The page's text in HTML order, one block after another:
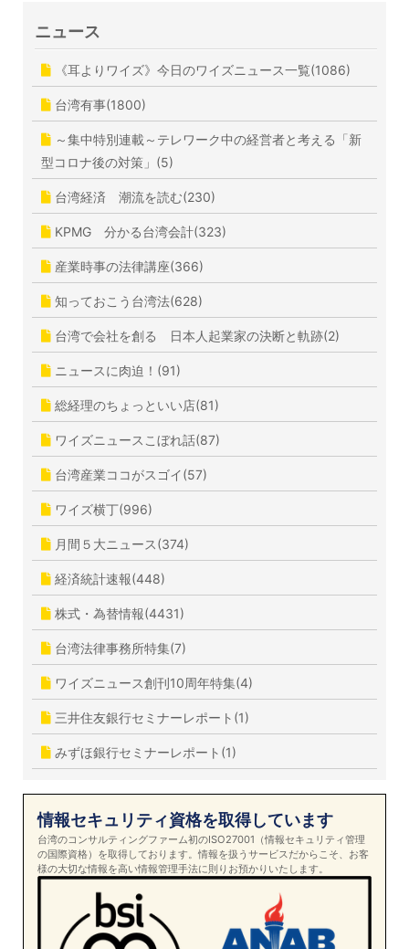
ニュース
《耳よりワイズ》今日のワイズニュース一覧(1086)
台湾有事(1800)
～集中特別連載～テレワーク中の経営者と考える「新
型コロナ後の対策」(5)
台湾経済 潮流を読む(230)
KPMG 分かる台湾会計(323)
産業時事の法律講座(366)
知っておこう台湾法(628)
台湾で会社を創る 日本人起業家の決断と軌跡(2)
ニュースに肉迫！(91)
総経理のちょっといい店(81)
ワイズニュースこぼれ話(87)
台湾産業ココがスゴイ(57)
ワイズ横丁(996)
月間５大ニュース(374)
経済統計速報(448)
株式・為替情報(4431)
台湾法律事務所特集(7)
ワイズニュース創刊10周年特集(4)
三井住友銀行セミナーレポート(1)
みずほ銀行セミナーレポート(1)
情報セキュリティ資格を取得しています
台湾のコンサルティングファーム初のISO27001（情報セキュリティ管理
の国際資格）を取得しております。情報を扱うサービスだからこそ、お客
様の大切な情報を高い情報管理手法に則りお預かりいたします。